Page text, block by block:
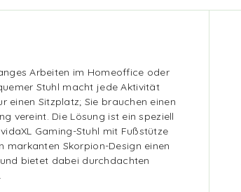
Arbeiten im Homeoffice oder
Stuhl macht jede Aktivität
einen Sitzplatz; Sie brauchen einen
vereint. Die Lösung ist ein speziell
Gaming-Stuhl mit Fußstütze
markanten Skorpion-Design einen
bietet dabei durchdachten